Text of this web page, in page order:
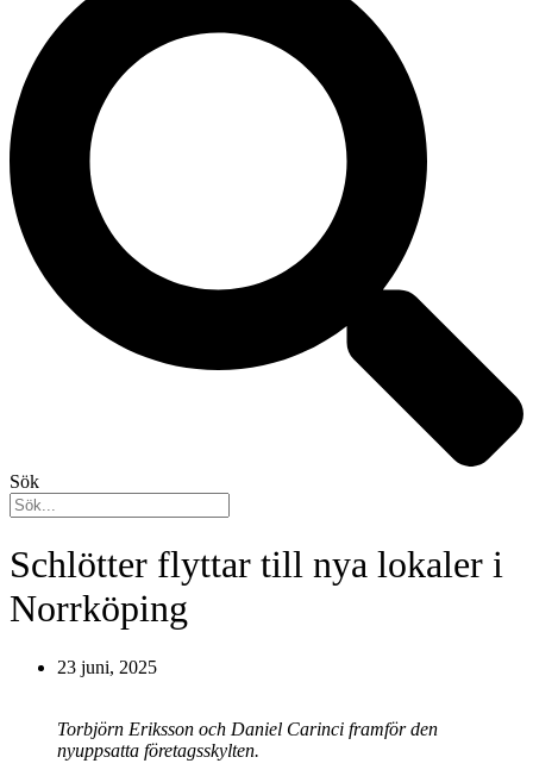
Sök
Schlötter flyttar till nya lokaler i
Norrköping
23 juni, 2025
Torbjörn Eriksson och Daniel Carinci framför den
nyuppsatta företagsskylten.